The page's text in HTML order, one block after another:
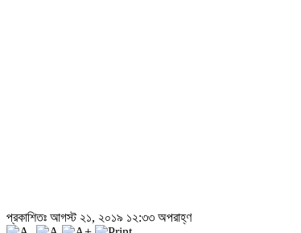
প্রকাশিতঃ আগস্ট ২১, ২০১৯ ১২:৩৩ অপরাহ্ণ